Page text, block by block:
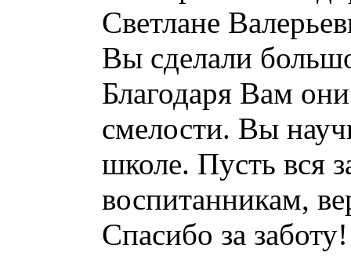
Светлане
Вы сделали
Благодаря Вам
смелости. Вы
школе. Пусть вся
воспитанникам,
Спасибо за